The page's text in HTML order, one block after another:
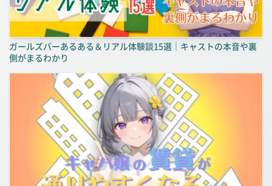
ガールズバーあるある＆リアル体験談15選｜キャストの本音や裏
側がまるわかり